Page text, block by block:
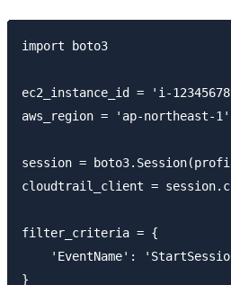
import boto3
ec2_instance_id = 'i-
aws_region = 'ap-northeast-1'
session =
cloudtrail_client =
filter_criteria = {
'EventName':
}